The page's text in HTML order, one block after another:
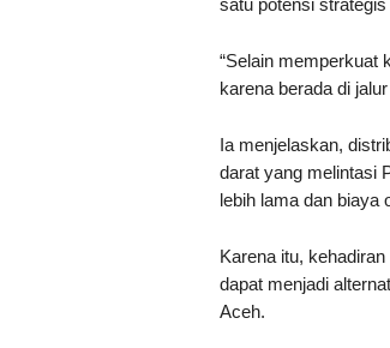
satu potensi
“Selain memperkuat
karena berada di
Ia menjelaskan,
darat yang melintasi
lebih lama dan biaya
Karena itu,
dapat menjadi
Aceh.